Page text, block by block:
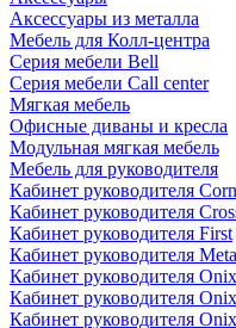
Аксессуары из металла
Мебель для Колл-центра
Серия мебели Bell
Серия мебели Call center
Мягкая мебель
Офисные диваны и кресла
Модульная мягкая мебель
Мебель для руководителя
Кабинет руководителя
Кабинет руководителя
Кабинет руководителя First
Кабинет руководителя
Кабинет руководителя
Кабинет руководителя
Кабинет руководителя